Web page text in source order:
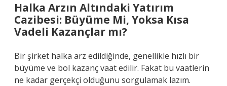
Halka Arzın Altındaki Yatırım
Cazibesi: Büyüme Mi, Yoksa Kısa
Vadeli Kazançlar mı?
Bir şirket halka arz edildiğinde, genellikle hızlı bir
büyüme ve bol kazanç vaat edilir. Fakat bu vaatlerin
ne kadar gerçekçi olduğunu sorgulamak lazım.